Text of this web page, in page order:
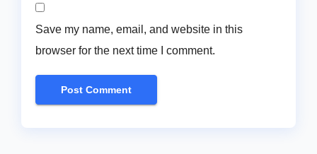
Save my name, email, and website in this
browser for the next time I comment.